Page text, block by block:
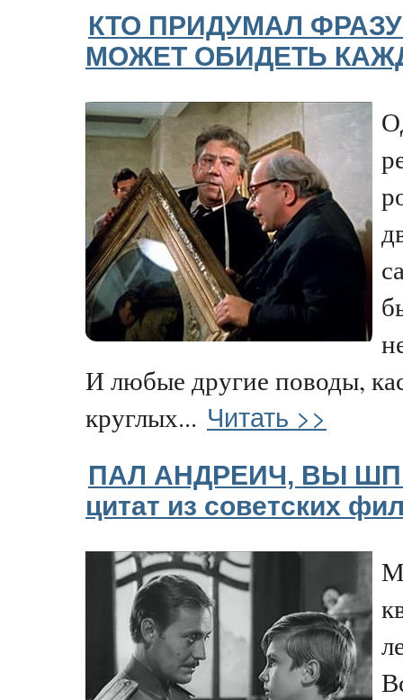
КТО ПРИДУМАЛ
МОЖЕТ ОБИДЕТЬ
И любые другие поводы,
круглых... Читать >>
ПАЛ АНДРЕИЧ, ВЫ
цитат из советских